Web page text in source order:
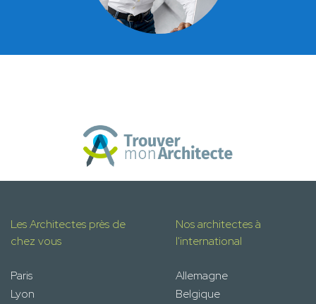
Les Architectes près de
chez vous
Paris
Lyon
Nos architectes à
l'international
Allemagne
Belgique